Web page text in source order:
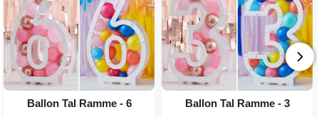
Ballon Tal Ramme - 6 Ballon Tal Ramme - 3